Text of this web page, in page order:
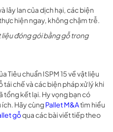
lây lan của dịch hại, các biện
hiện ngay, không chậm trễ.
liệu đóng gói bằng gỗ trong
Tiêu chuẩn ISPM 15 về vật liệu
tái chế và các biện pháp xử lý khi
tổng kết lại. Hy vọng bạn có
Hãy cùngPallet M&Atìm hiểu
gỗqua các bài viết tiếp theo